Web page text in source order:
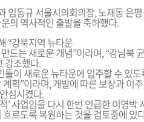
임동규 서울시의회의장, 노재동 은
의 역사적인 출발을 축하했다.
“강북지역 뉴타운
드는 새로운 개념”이라며, “강남북
강조했다.
들이 새로운 뉴타운에 입주할 수 있
획”이라며, 개발에 따른 보상과 이
심시켰다.
’ 사업임을 다시 한번 언급한 이명박
르도록 복원하는 것을 검토중에 있